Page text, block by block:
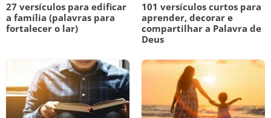
27 versículos para edificar
a família (palavras para
fortalecer o lar)
101 versículos curtos para
aprender, decorar e
compartilhar a Palavra de
Deus